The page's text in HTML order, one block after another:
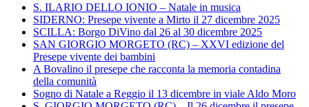
S. ILARIO DELLO IONIO – Natale in musica
SIDERNO: Presepe vivente a Mirto il 27 dicembre 2025
SCILLA: Borgo DiVino dal 26 al 30 dicembre 2025
SAN GIORGIO MORGETO (RC) – XXVI edizione del
Presepe vivente dei bambini
A Bovalino il presepe che racconta la memoria contadina
della comunità
Sogno di Natale a Reggio il 13 dicembre in viale Aldo Moro